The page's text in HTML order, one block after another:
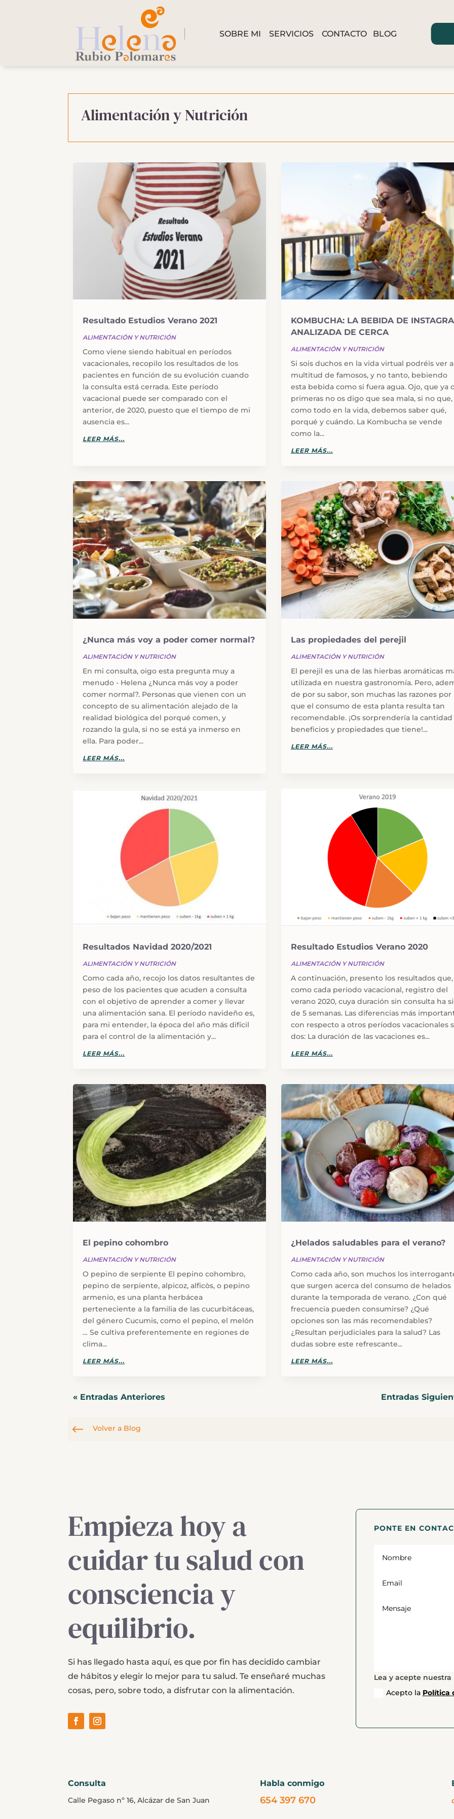
SOBRE MI SERVICIOS CONTACTO BLOG
Alimentación y Nutrición
Resultado Estudios Verano 2021
ALIMENTACIÓN Y NUTRICIÓN
Como viene siendo habitual en períodos
vacacionales, recopilo los resultados de los
pacientes en función de su evolución cuando
la consulta está cerrada. Este período
vacacional puede ser comparado con el
anterior, de 2020, puesto que el tiempo de mi
ausencia es...
LEER MÁS...
KOMBUCHA: LA BEBIDA DE
ANALIZADA DE CERCA
ALIMENTACIÓN Y NUTRICIÓN
Si sois duchos en la vida virtual podréis ver a
multitud de famosos, y no tanto, bebiendo
esta bebida como si fuera agua. Ojo, que ya
primeras no os digo que sea mala, si no que,
como todo en la vida, debemos saber qué,
porqué y cuándo. La Kombucha se vende
como la...
LEER MÁS...
¿Nunca más voy a poder comer normal?
ALIMENTACIÓN Y NUTRICIÓN
En mi consulta, oigo esta pregunta muy a
menudo - Helena ¿Nunca más voy a poder
comer normal?. Personas que vienen con un
concepto de su alimentación alejado de la
realidad biológica del porqué comen, y
rozando la gula, si no se está ya inmerso en
ella. Para poder...
LEER MÁS...
Las propiedades del perejil
ALIMENTACIÓN Y NUTRICIÓN
El perejil es una de las hierbas aromáticas
utilizada en nuestra gastronomía. Pero,
de por su sabor, son muchas las razones por
que el consumo de esta planta resulta tan
recomendable. ¡Os sorprendería la
beneficios y propiedades que tiene!...
LEER MÁS...
Resultados Navidad 2020/2021
ALIMENTACIÓN Y NUTRICIÓN
Como cada año, recojo los datos resultantes de
peso de los pacientes que acuden a consulta
con el objetivo de aprender a comer y llevar
una alimentación sana. El período navideño es,
para mi entender, la época del año más difícil
para el control de la alimentación y...
LEER MÁS...
Resultado Estudios Verano 2020
ALIMENTACIÓN Y NUTRICIÓN
A continuación, presento los resultados que,
como cada periodo vacacional, registro del
verano 2020, cuya duración sin consulta ha
de 5 semanas. Las diferencias más
con respecto a otros períodos vacacionales
dos: La duración de las vacaciones es...
LEER MÁS...
El pepino cohombro
ALIMENTACIÓN Y NUTRICIÓN
O pepino de serpiente El pepino cohombro,
pepino de serpiente, alpicoz, alficòs, o pepino
armenio, es una planta herbácea
perteneciente a la familia de las cucurbitáceas,
del género Cucumis, como el pepino, el melón
… Se cultiva preferentemente en regiones de
clima...
LEER MÁS...
¿Helados saludables para el verano?
ALIMENTACIÓN Y NUTRICIÓN
Como cada año, son muchos los
que surgen acerca del consumo de helados
durante la temporada de verano. ¿Con qué
frecuencia pueden consumirse? ¿Qué
opciones son las más recomendables?
¿Resultan perjudiciales para la salud? Las
dudas sobre este refrescante...
LEER MÁS...
« Entradas Anteriores Entradas
# Volver a Blog
Empieza hoy a
cuidar tu salud con
consciencia y
equilibrio.
Si has llegado hasta aquí, es que por fin has decidido cambiar
de hábitos y elegir lo mejor para tu salud. Te enseñaré muchas
cosas, pero, sobre todo, a disfrutar con la alimentación.
PONTE EN
Lea y acepte
Acepto la Política
Consulta
Calle Pegaso nº 16, Alcázar de San Juan
Habla conmigo
654 397 670